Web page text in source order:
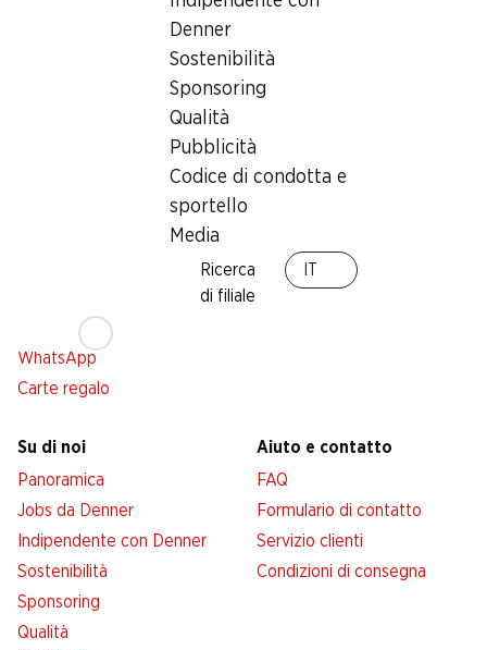
Denner
Sostenibilità
Sponsoring
Qualità
Pubblicità
Codice di condotta e
sportello
Media
Ricerca
di filiale
Abbonatevi al settimanale
Newsletter
WhatsApp
Carte regalo
Nuovi spazi commerciali
Su di noi
Panoramica
Jobs da Denner
Indipendente con Denner
Sostenibilità
Sponsoring
Qualità
Aiuto e contatto
FAQ
Formulario di contatto
Servizio clienti
Condizioni di consegna